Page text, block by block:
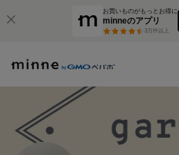
お買いものがもっとお得に
minneのアプリ
3万件以上